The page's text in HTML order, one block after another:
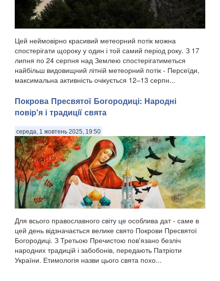
Цей неймовірно красивий метеорний потік можна
спостерігати щороку у один і той самий період року. З 17
липня по 24 серпня над Землею спостерігатиметься
найбільш видовищний літній метеорний потік - Персеїди,
максимальна активність очікується 12–13 серпн...
Покрова Пресвятої Богородиці: Народні
повір'я і традиції свята
середа, 1 жовтень 2025, 19:50
Для всього православного світу це особлива дат - саме в
цей день відзначається велике свято Покрови Пресвятої
Богородиці. З Третьою Пречистою пов'язано безліч
народних традицій і забобонів, передають Патріоти
України. Етимологія назви цього свята похо...